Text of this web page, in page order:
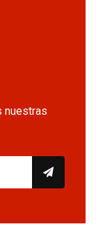
nuestras